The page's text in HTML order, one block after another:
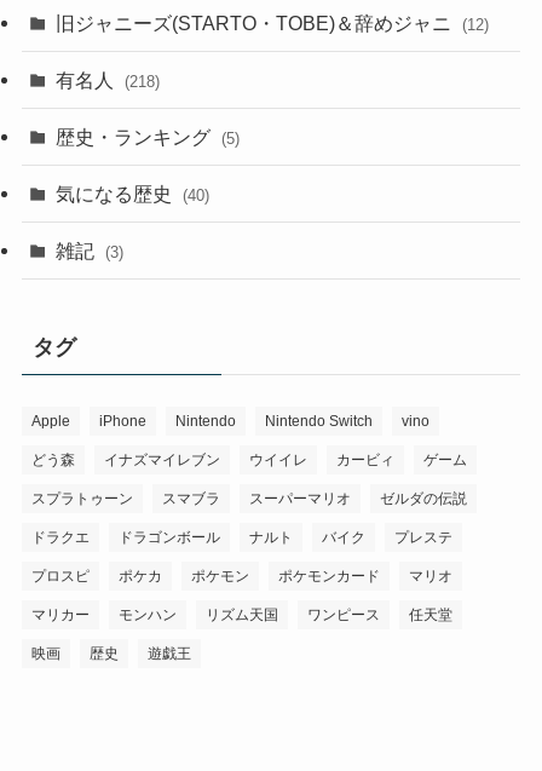
旧ジャニーズ(STARTO・TOBE)＆辞めジャニ (12)
有名人 (218)
歴史・ランキング (5)
気になる歴史 (40)
雑記 (3)
タグ
Apple iPhone Nintendo Nintendo Switch vino
どう森 イナズマイレブン ウイイレ カービィ ゲーム
スプラトゥーン スマブラ スーパーマリオ ゼルダの伝説
ドラクエ ドラゴンボール ナルト バイク プレステ
プロスピ ポケカ ポケモン ポケモンカード マリオ
マリカー モンハン リズム天国 ワンピース 任天堂
映画 歴史 遊戯王